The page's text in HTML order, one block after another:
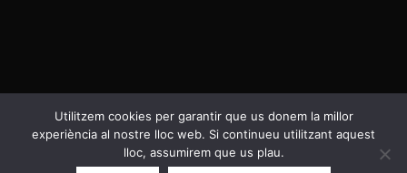
Política de privacitat i Cookies
Copyright 2026 ©Cal Negre
Utilitzem cookies per garantir que us donem la millor
experiència al nostre lloc web. Si continueu utilitzant aquest
lloc, assumirem que us plau.